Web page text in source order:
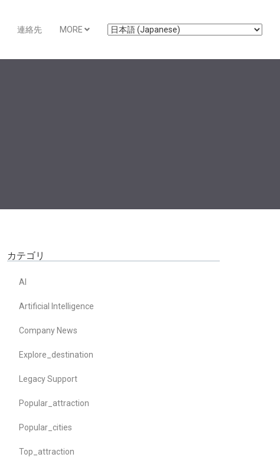
連絡先 MORE
カテゴリ
AI
Artificial Intelligence
Company News
Explore_destination
Legacy Support
Popular_attraction
Popular_cities
Top_attraction